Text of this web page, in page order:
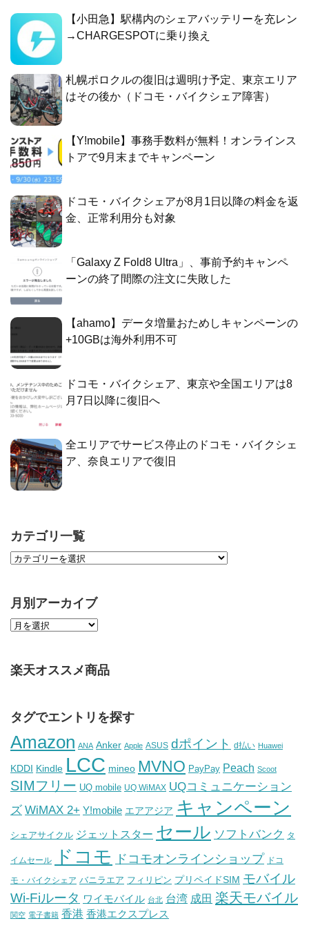
【小田急】駅構内のシェアバッテリーを充レン
→CHARGESPOTに乗り換え
札幌ポロクルの復旧は週明け予定、東京エリア
はその後か（ドコモ・バイクシェア障害）
【Y!mobile】事務手数料が無料！オンラインス
トアで9月末までキャンペーン
ドコモ・バイクシェアが8月1日以降の料金を返
金、正常利用分も対象
「Galaxy Z Fold8 Ultra」、事前予約キャンペ
ーンの終了間際の注文に失敗した
【ahamo】データ増量おためしキャンペーンの
+10GBは海外利用不可
ドコモ・バイクシェア、東京や全国エリアは8
月7日以降に復旧へ
全エリアでサービス停止のドコモ・バイクシェ
ア、奈良エリアで復旧
カテゴリ一覧
月別アーカイブ
楽天オススメ商品
タグでエントリを探す
Amazon ANA Anker Apple ASUS dポイント d払い Huawei
KDDI Kindle LCC mineo MVNO PayPay Peach Scoot
SIMフリー UQ mobile UQ WiMAX UQコミュニケーション
ズ WiMAX 2+ Y!mobile エアアジア キャンペーン
シェアサイクル ジェットスター セール ソフトバンク タ
イムセール ドコモ ドコモオンラインショップ ドコ
モ・バイクシェア バニラエア フィリピン プリペイドSIM モバイル
Wi-Fiルータ ワイモバイル 台北 台湾 成田 楽天モバイル
関空 電子書籍 香港 香港エクスプレス